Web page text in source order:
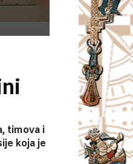
timova i
koja je